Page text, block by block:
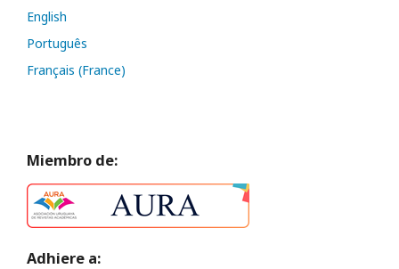
English
Português
Français (France)
Miembro de:
Adhiere a: